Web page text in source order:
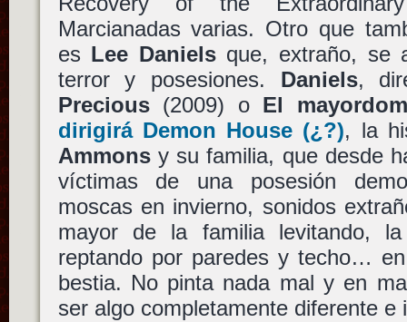
Marcianadas varias. Otro que
es Lee Danielsque, extraño, se
terror y posesiones. Daniels,
Precious(2009) o El
dirigirá Demon House (¿?), la
Ammonsy su familia, que desde
víctimas de una posesión
moscas en invierno, sonidos
mayor de la familia levitando,
reptando por paredes y techo…
bestia. No pinta nada mal y en
ser algo completamente diferente e